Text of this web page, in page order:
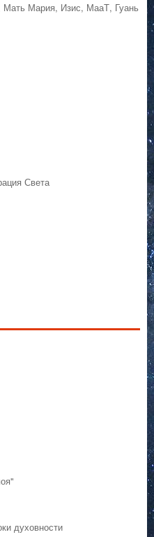
Мария, Изис, МааТ, Гуань
Света
духовности